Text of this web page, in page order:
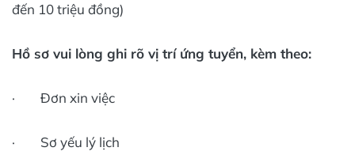
đến 10 triệu đồng)
Hồ sơ vui lòng ghi rõ vị trí ứng tuyển, kèm theo:
· Đơn xin việc
· Sơ yếu lý lịch